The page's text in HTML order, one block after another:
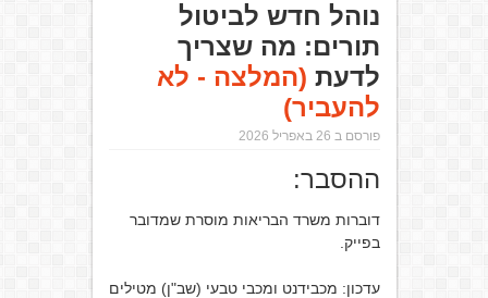
נוהל חדש לביטול
תורים: מה שצריך
לדעת (המלצה - לא
להעביר)
פורסם ב 26 באפריל 2026
ההסבר:
דוברות משרד הבריאות מוסרת שמדובר
בפייק.
עדכון: מכבידנט ומכבי טבעי (שב"ן) מטילים